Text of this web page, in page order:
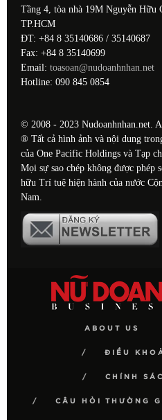
Tầng 4, tòa nhà 19M Nguyễn Hữu
TP.HCM
ĐT: +84 8 35140686 / 35140687
Fax: +84 8 35140699
Email: toasoan@nudoanhnhan.net
Hotline: 090 845 0854
© 2008 - 2023 Nudoanhnhan.net.
® Tất cả hình ảnh và nội dung
của One Pacific Holdings và Tạp
Mọi sự sao chép không được phép
hữu Trí tuệ hiện hành của nước
Nam.
ABOUT US
ĐIỀU
CHÍNH
CÂU HỎI THƯỜNG